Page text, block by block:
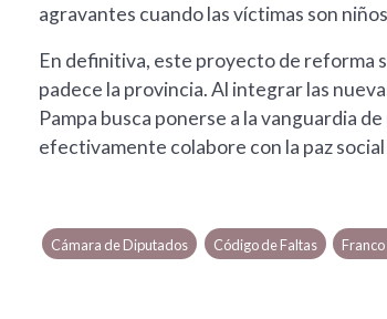
agravantes cuando las víctimas son
En definitiva, este proyecto de reforma
padece la provincia. Al integrar las
Pampa busca ponerse a la vanguardia
efectivamente colabore con la paz
Cámara de Diputados Código de Faltas